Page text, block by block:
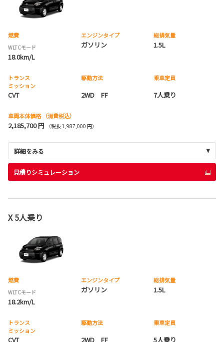
燃費
WLTCモード
18.0km/L
エンジンタイプ
ガソリン
総排気量
1.5L
トランス
ミッション
CVT
駆動方法
2WD FF
乗車定員
7人乗り
車両本体価格 （消費税込）
2,185,700 円 （税抜 1,987,000 円）
詳細をみる
見積りシミュレーション
X 5人乗り
燃費
WLTCモード
18.2km/L
エンジンタイプ
ガソリン
総排気量
1.5L
トランス
ミッション
CVT
駆動方法
2WD FF
乗車定員
5人乗り